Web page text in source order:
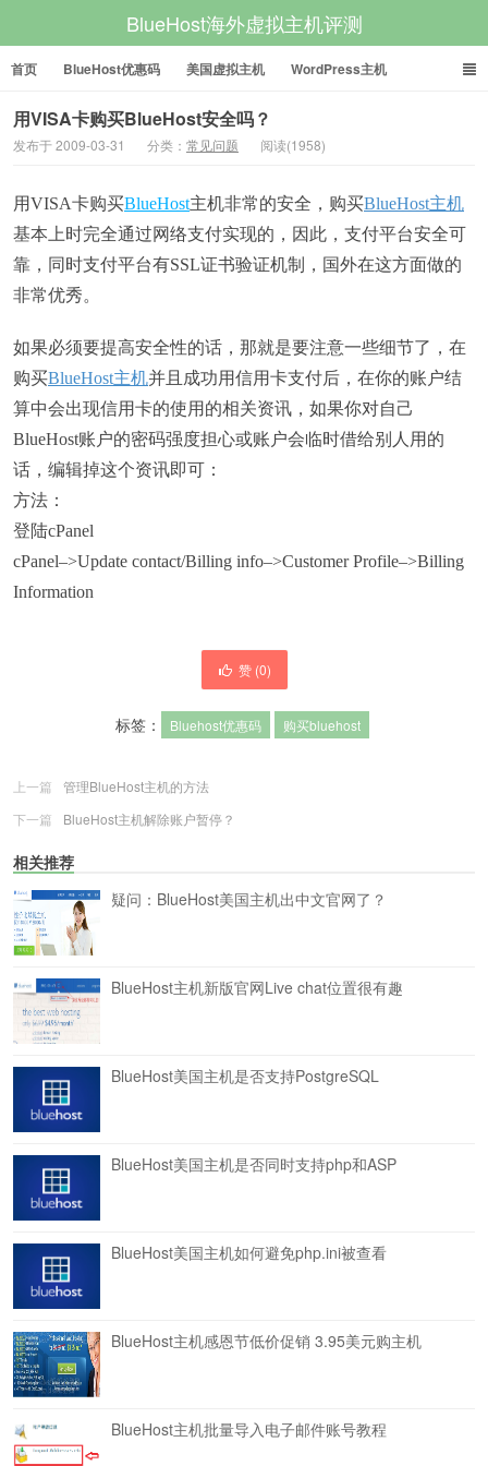
BlueHost海外虚拟主机评测
首页 BlueHost优惠码 美国虚拟主机 WordPress主机
美国VPS 美国服务器
用VISA卡购买BlueHost安全吗？
发布于 2009-03-31 分类： 常见问题 阅读(1958)
用VISA卡购买BlueHost主机非常的安全，购买BlueHost主机
基本上时完全通过网络支付实现的，因此，支付平台安全可
靠，同时支付平台有SSL证书验证机制，国外在这方面做的
非常优秀。
如果必须要提高安全性的话，那就是要注意一些细节了，在
购买BlueHost主机并且成功用信用卡支付后，在你的账户结
算中会出现信用卡的使用的相关资讯，如果你对自己
BlueHost账户的密码强度担心或账户会临时借给别人用的
话，编辑掉这个资讯即可：
方法：
登陆cPanel
cPanel–>Update contact/Billing info–>Customer Profile–>Billing
Information
赞 (0)
标签： Bluehost优惠码 购买bluehost
上一篇
管理BlueHost主机的方法
下一篇
BlueHost主机解除账户暂停？
相关推荐
疑问：BlueHost美国主机出中文官网了？
BlueHost主机新版官网Live chat位置很有趣
BlueHost美国主机是否支持PostgreSQL
BlueHost美国主机是否同时支持php和ASP
BlueHost美国主机如何避免php.ini被查看
BlueHost主机感恩节低价促销 3.95美元购主机
BlueHost主机批量导入电子邮件账号教程